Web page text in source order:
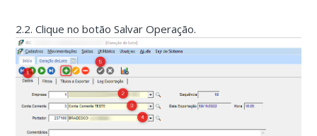
2.2. Clique no botão Salvar Operação.